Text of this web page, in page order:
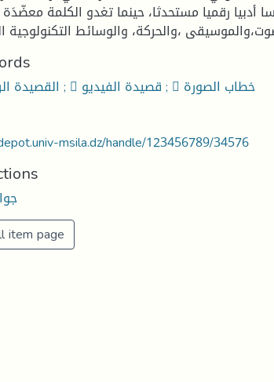
أدبيا رقميا مستحدثا، حينما تغدو الكلمة
 القصيدة الرقمية ;  قصيدة الفيديو ;  خطاب الصورة
msila.dz/handle/123456789/34576
جوان
item page